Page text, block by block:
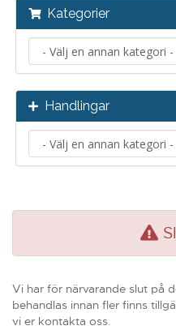
Kategorier
Handlingar
Vi har för närvarande slut på
behandlas innan fler finns
vi er kontakta oss.